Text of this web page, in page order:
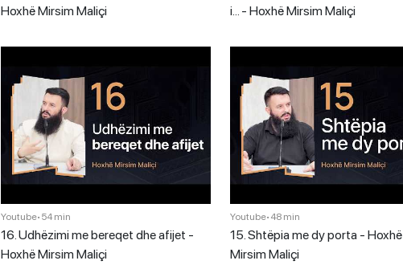
Hoxhë Mirsim Maliçi
i… - Hoxhë Mirsim Maliçi
Youtube• 54 min
16. Udhëzimi me bereqet dhe afijet -
Hoxhë Mirsim Maliçi
Youtube• 48 min
15. Shtëpia me dy porta - Hoxhë
Mirsim Maliçi